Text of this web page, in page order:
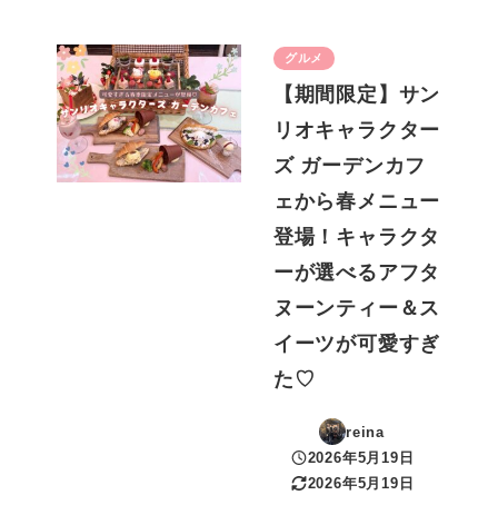
グルメ
【期間限定】サン
リオキャラクター
ズ ガーデンカフ
ェから春メニュー
登場！キャラクタ
ーが選べるアフタ
ヌーンティー＆ス
イーツが可愛すぎ
た♡
reina
投稿日
2026年5月19日
更新日
2026年5月19日